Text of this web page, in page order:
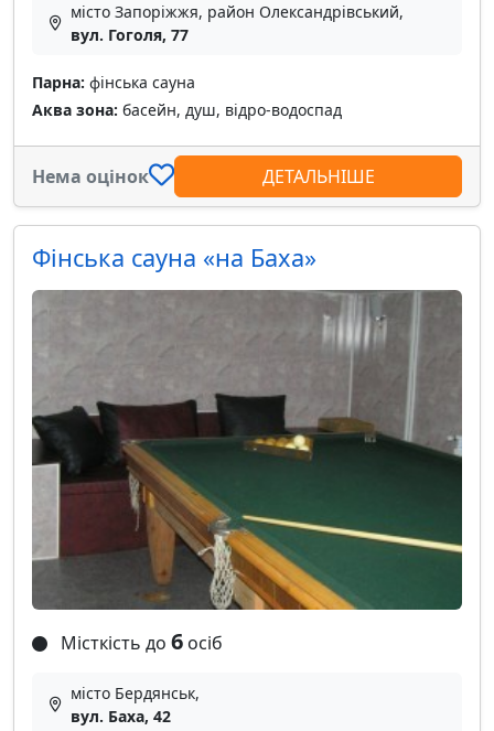
місто Запоріжжя, район Олександрівський,
вул. Гоголя, 77
Парна: фінська сауна
Аква зона: басейн, душ, відро-водоспад
Нема оцінок ДЕТАЛЬНІШЕ
Фінська сауна «на Баха»
Місткість до 6 осіб
місто Бердянськ,
вул. Баха, 42